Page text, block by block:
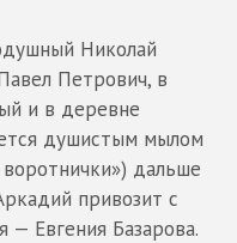
Николай
Петрович, в
и в деревне
душистым мылом
дальше
привозит с
— Евгения Базарова.